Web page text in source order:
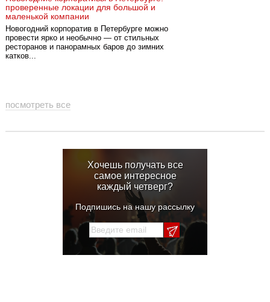
проверенные локации для большой и
маленькой компании
Новогодний корпоратив в Петербурге можно
провести ярко и необычно — от стильных
ресторанов и панорамных баров до зимних
катков...
посмотреть все
Хочешь получать все
самое интересное
каждый четверг?
Подпишись на нашу рассылку